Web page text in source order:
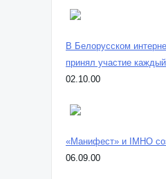
В Белорусском
принял участие
02.10.00
«Манифест» и IMHO
06.09.00